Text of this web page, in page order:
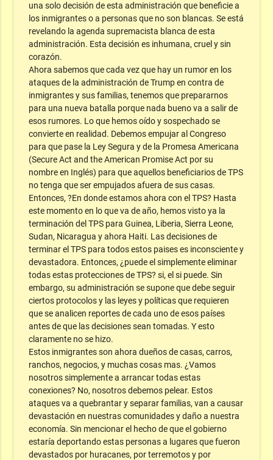
una solo decisión de esta administración que beneficie a
los inmigrantes o a personas que no son blancas. Se está
revelando la agenda supremacista blanca de esta
administración. Esta decisión es inhumana, cruel y sin
corazón.
Ahora sabemos que cada vez que hay un rumor en los
ataques de la administración de Trump en contra de
inmigrantes y sus familias, tenemos que prepararnos
para una nueva batalla porque nada bueno va a salir de
esos rumores. Lo que hemos oído y sospechado se
convierte en realidad. Debemos empujar al Congreso
para que pase la Ley Segura y de la Promesa Americana
(Secure Act and the American Promise Act por su
nombre en Inglés) para que aquellos beneficiarios de TPS
no tenga que ser empujados afuera de sus casas.
Entonces, ?En donde estamos ahora con el TPS? Hasta
este momento en lo que va de año, hemos visto ya la
terminación del TPS para Guinea, Liberia, Sierra Leone,
Sudan, Nicaragua y ahora Haiti. Las decisiones de
terminar el TPS para todos estos paises es inconsciente y
devastadora. Entonces, ¿puede el simplemente eliminar
todas estas protecciones de TPS? si, el si puede. Sin
embargo, su administración se supone que debe seguir
ciertos protocolos y las leyes y políticas que requieren
que se analicen reportes de cada uno de esos países
antes de que las decisiones sean tomadas. Y esto
claramente no se hizo.
Estos inmigrantes son ahora dueños de casas, carros,
ranchos, negocios, y muchas cosas mas. ¿Vamos
nosotros simplemente a arrancar todas estas
conexiones? No, nosotros debemos pelear. Estos
ataques va a quebrantar y separar familias, van a causar
devastación en nuestras comunidades y daño a nuestra
economía. Sin mencionar el hecho de que el gobierno
estaría deportando estas personas a lugares que fueron
devastados por huracanes, por terremotos y por